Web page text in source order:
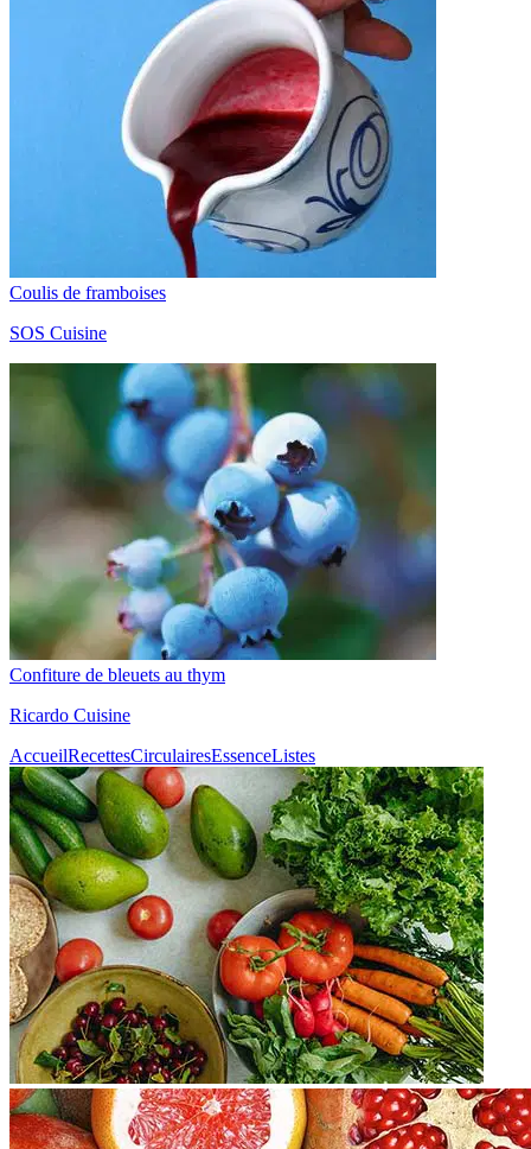
Coulis de framboises
SOS Cuisine
Confiture de bleuets au thym
Ricardo Cuisine
AccueilRecettesCirculairesEssenceListes